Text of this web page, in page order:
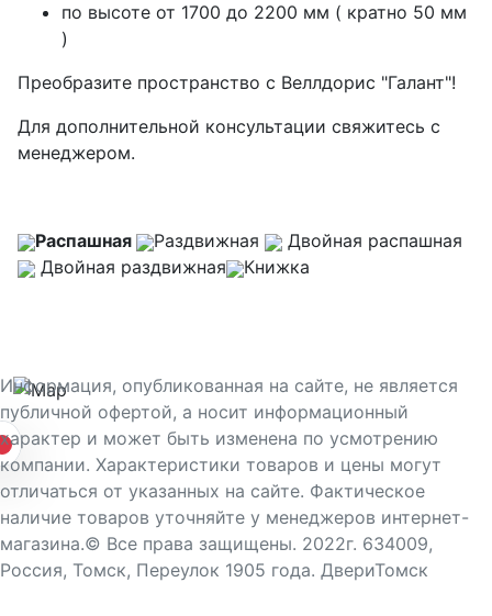
по высоте от 1700 до 2200 мм ( кратно 50 мм
)
Преобразите пространство с Веллдорис "Галант"!
Для дополнительной консультации свяжитесь с
менеджером.
Распашная Раздвижная
Двойная распашная
Двойная раздвижная
Книжка
Информация, опубликованная на сайте, не является
публичной офертой, а носит информационный
характер и может быть изменена по усмотрению
компании. Характеристики товаров и цены могут
отличаться от указанных на сайте. Фактическое
наличие товаров уточняйте у менеджеров интернет-
магазина.© Все права защищены. 2022г. 634009,
Россия, Томск, Переулок 1905 года. ДвериТомск